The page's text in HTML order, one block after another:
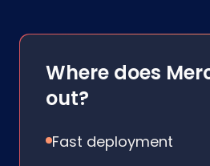
Where does
out?
Fast deployment